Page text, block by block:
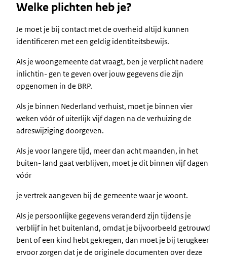
Welke plichten heb je?
Je moet je bij contact met de overheid altijd kunnen
identificeren met een geldig identiteitsbewijs.
Als je woongemeente dat vraagt, ben je verplicht nadere
inlichtin- gen te geven over jouw gegevens die zijn
opgenomen in de BRP.
Als je binnen Nederland verhuist, moet je binnen vier
weken vóór of uiterlijk vijf dagen na de verhuizing de
adreswijziging doorgeven.
Als je voor langere tijd, meer dan acht maanden, in het
buiten- land gaat verblijven, moet je dit binnen vijf dagen
vóór
je vertrek aangeven bij de gemeente waar je woont.
Als je persoonlijke gegevens veranderd zijn tijdens je
verblijf in het buitenland, omdat je bijvoorbeeld getrouwd
bent of een kind hebt gekregen, dan moet je bij terugkeer
ervoor zorgen dat je de originele documenten over deze